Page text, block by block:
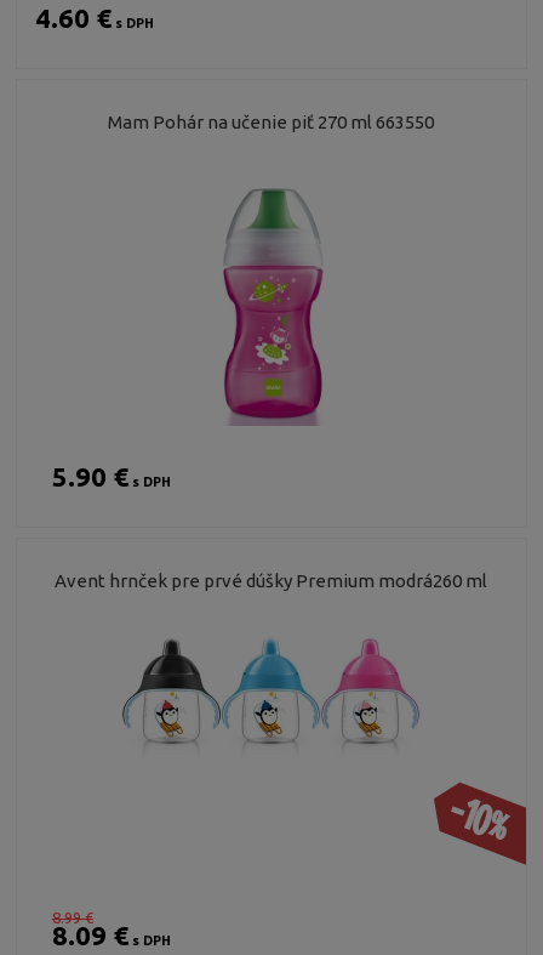
4.60 €s DPH
Mam Pohár na učenie piť 270 ml 663550
5.90 €s DPH
-10%
Avent hrnček pre prvé dúšky Premium modrá260 ml
8.99 €
8.09 €s DPH